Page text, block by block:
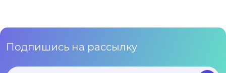
Подпишись на рассылку